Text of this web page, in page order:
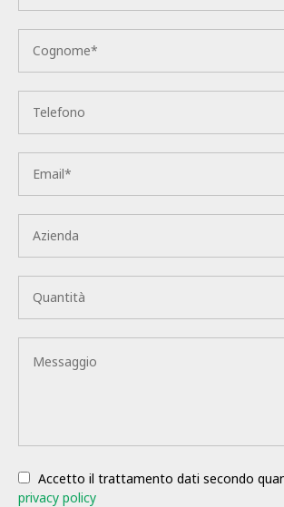
Accetto il trattamento dati secondo
privacy policy